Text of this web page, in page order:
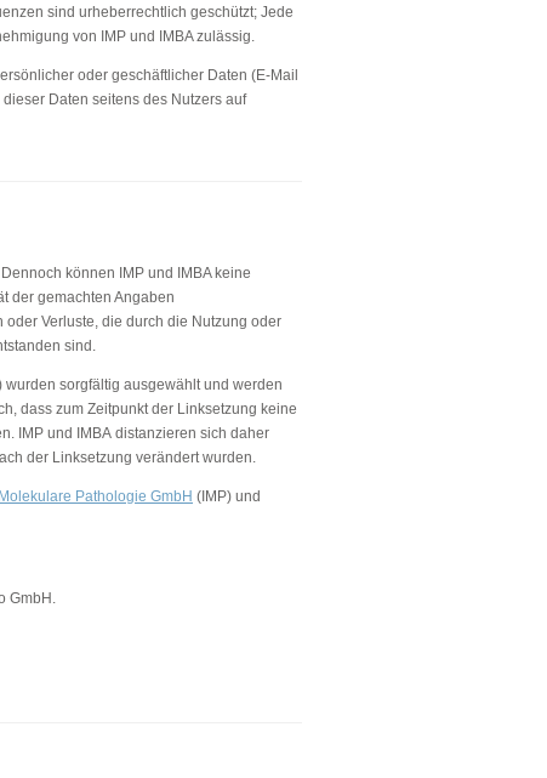
sind urheberrechtlich geschützt; Jede
von IMP und IMBA zulässig.
oder geschäftlicher Daten (E-Mail
Daten seitens des Nutzers auf
können IMP und IMBA keine
der gemachten Angaben
Verluste, die durch die Nutzung oder
sind.
sorgfältig ausgewählt und werden
dass zum Zeitpunkt der Linksetzung keine
IMP und IMBA distanzieren sich daher
der Linksetzung verändert wurden.
Pathologie GmbH (IMP) und
GmbH.